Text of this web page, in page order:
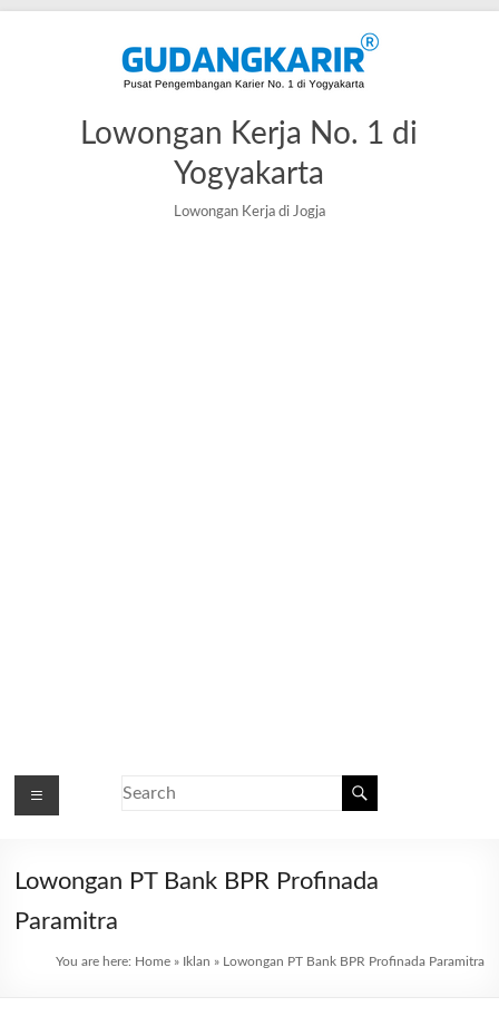
Lowongan Kerja No. 1 di
Yogyakarta
Lowongan Kerja di Jogja
Lowongan PT Bank BPR Profinada
Paramitra
You are here: Home» Iklan » Lowongan PT Bank BPR Profinada Paramitra